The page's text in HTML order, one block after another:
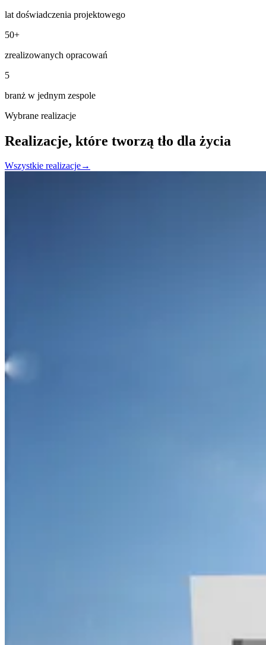
lat doświadczenia projektowego
50+
zrealizowanych opracowań
5
branż w jednym zespole
Wybrane realizacje
Realizacje, które tworzą tło dla życia
Wszystkie realizacje→